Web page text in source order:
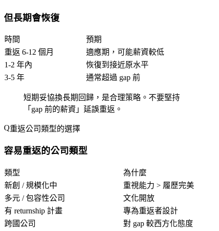
但長期會恢復
時間
預期
重返 6-12 個月
適應期，可能薪資較低
1-2 年內
恢復到接近原水平
3-5 年
通常超過 gap 前
短期妥協換長期回歸，是合理策略。不要堅持
「gap 前的薪資」延誤重返。
重返公司類型的選擇
容易重返的公司類型
類型
為什麼
新創 / 規模化中
重視能力 > 履歷完美
多元 / 包容性公司
文化開放
有 returnship 計畫
專為重返者設計
跨國公司
對 gap 較西方化態度